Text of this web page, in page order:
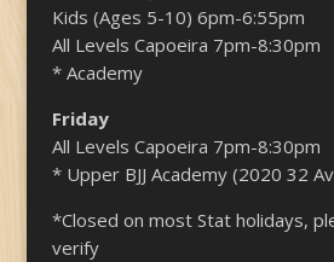
Kids (Ages 5-10) 6pm-6:55pm
All Levels Capoeira 7pm-8:30pm
* Academy
Friday
All Levels Capoeira 7pm-8:30pm
* Upper BJJ Academy (2020 32
*Closed on most Stat holidays,
verify